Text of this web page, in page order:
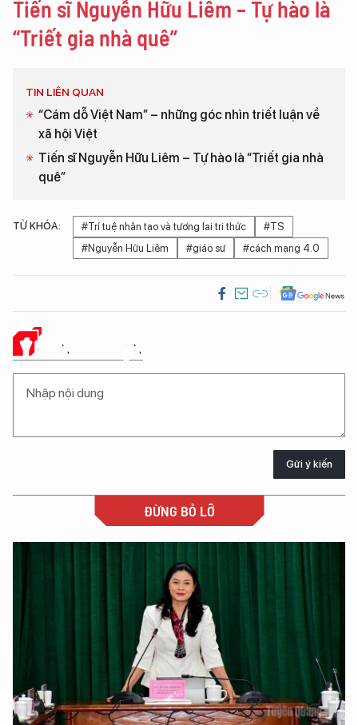
Tiến sĩ Nguyễn Hữu Liêm – Tự hào là
“Triết gia nhà quê”
TIN LIÊN QUAN
“Cám dỗ Việt Nam” – những góc nhìn triết luận về
xã hội Việt
Tiến sĩ Nguyễn Hữu Liêm – Tự hào là “Triết gia nhà
quê”
TỪ KHÓA: #Trí tuệ nhân tạo và tương lai tri thức
#TS
#Nguyễn Hữu Liêm
#giáo sư #cách mạng 4.0
Ý KIẾN CỦA BẠN
Gửi ý kiến
ĐỪNG BỎ LỠ